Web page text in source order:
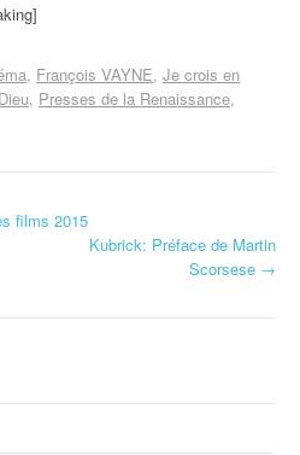
François VAYNE Je crois en
Presses de la Renaissance
films 2015
Kubrick: Préface de Martin
Scorsese →